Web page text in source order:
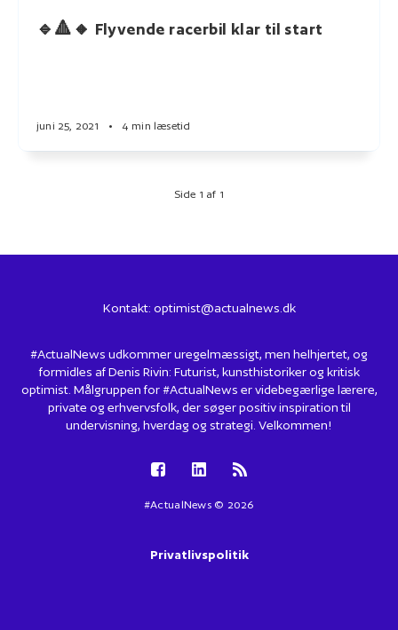
🔹🔺🔸 Flyvende racerbil klar til start
juni 25, 2021 • 4 min læsetid
Side 1 af 1
Kontakt: optimist@actualnews.dk
#ActualNews udkommer uregelmæssigt, men helhjertet, og
formidles af Denis Rivin: Futurist, kunsthistoriker og kritisk
optimist. Målgruppen for #ActualNews er videbegærlige lærere,
private og erhvervsfolk, der søger positiv inspiration til
undervisning, hverdag og strategi. Velkommen!
#ActualNews © 2026
Privatlivspolitik